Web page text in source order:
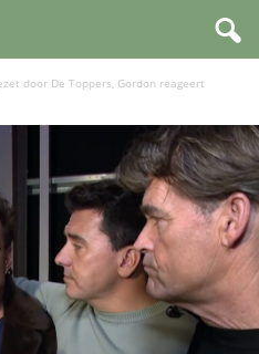
door De Toppers, Gordon reageert